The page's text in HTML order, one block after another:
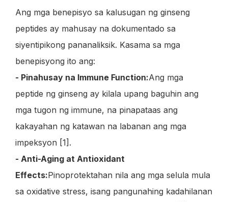
Ang mga benepisyo sa kalusugan ng ginseng
peptides ay mahusay na dokumentado sa
siyentipikong pananaliksik. Kasama sa mga
benepisyong ito ang:
- Pinahusay na Immune Function:Ang mga
peptide ng ginseng ay kilala upang baguhin ang
mga tugon ng immune, na pinapataas ang
kakayahan ng katawan na labanan ang mga
impeksyon [1].
- Anti-Aging at Antioxidant
Effects:Pinoprotektahan nila ang mga selula mula
sa oxidative stress, isang pangunahing kadahilanan